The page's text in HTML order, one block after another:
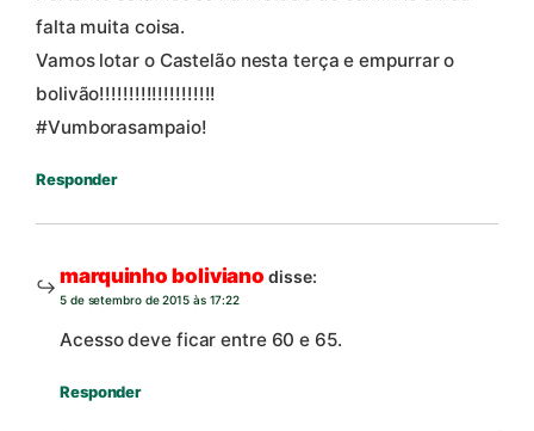
falta muita coisa.
Vamos lotar o Castelão nesta terça e empurrar o
bolivão!!!!!!!!!!!!!!!!!!!!
#Vumborasampaio!
Responder
marquinho boliviano disse:
5 de setembro de 2015 às 17:22
Acesso deve ficar entre 60 e 65.
Responder